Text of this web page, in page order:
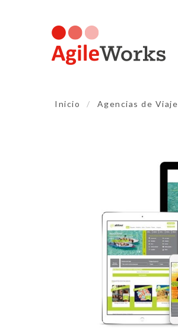
Inicio / Agencias de Viaje